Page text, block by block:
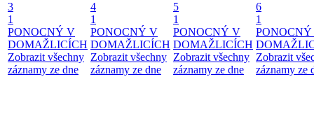
3
1
PONOCNÝ V
DOMAŽLICÍCH
Zobrazit všechny
záznamy ze dne
4
1
PONOCNÝ V
DOMAŽLICÍCH
Zobrazit všechny
záznamy ze dne
5
1
PONOCNÝ V
DOMAŽLICÍCH
Zobrazit všechny
záznamy ze dne
6
1
Zobrazit
záznamy ze